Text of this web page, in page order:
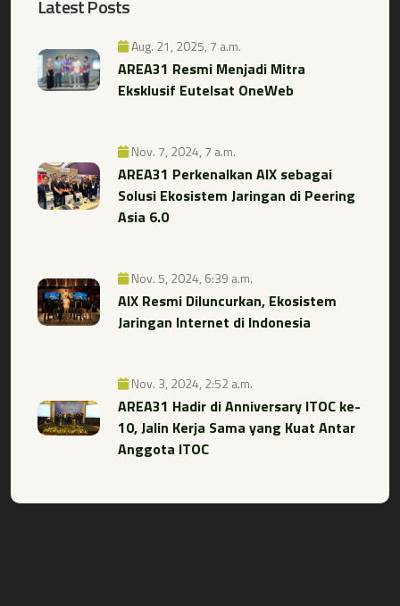
Latest Posts
Aug. 21, 2025, 7 a.m.
AREA31 Resmi Menjadi Mitra
Eksklusif Eutelsat OneWeb
Nov. 7, 2024, 7 a.m.
AREA31 Perkenalkan AIX sebagai
Solusi Ekosistem Jaringan di Peering
Asia 6.0
Nov. 5, 2024, 6:39 a.m.
AIX Resmi Diluncurkan, Ekosistem
Jaringan Internet di Indonesia
Nov. 3, 2024, 2:52 a.m.
AREA31 Hadir di Anniversary ITOC ke-
10, Jalin Kerja Sama yang Kuat Antar
Anggota ITOC